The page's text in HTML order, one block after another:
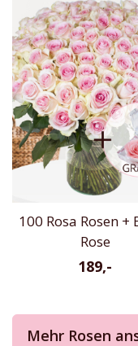
100 Rosa Rosen +
Rose
189,-
Mehr Rosen